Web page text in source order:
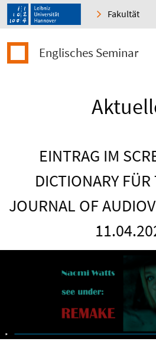
Fakultät
Englisches Seminar
EINTRAG IM
DICTIONARY
JOURNAL OF